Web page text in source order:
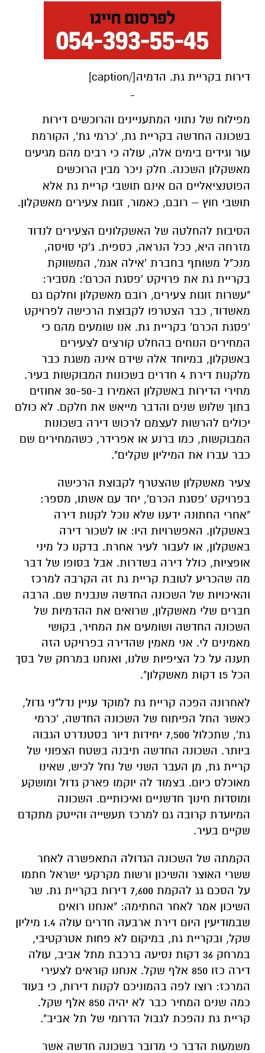
דירות בקריית גת. הדמיה[/caption]
מפילוח של נתוני המתעניינים והרוכשים דירות
בשכונה החדשה בקריית גת, 'כרמי גת', הקורמת
עור וגידים בימים אלה, עולה כי רבים מהם מגיעים
מאשקלון השכנה. חלק ניכר מבין הרוכשים
הפוטנציאליים הם אינם תושבי קריית גת אלא
תושבי חוץ – רובם, כאמור, זוגות צעירים מאשקלון.
הסיבות להחלטה של האשקלונים הצעירים לנדוד
מזרחה היא, ככל הנראה, כספית. ג'קי סויסה,
מנכ"ל משותף בחברת 'אילה אגמ', המשווקת
בקריית גת את פרויקט 'פסגת הכרם': מסביר:
"עשרות זוגות צעירים, רובם מאשקלון וחלקם גם
מאשדוד, כבר הצטרפו לקבוצת הרכישה לפרויקט
'פסגת הכרם' בקריית גת. אנו שומעים מהם כי
המחירים הנוחים בהחלט קורצים לצעירים
באשקלון, במיוחד אלה שידם אינה משגת כבר
מלקנות דירת 4 חדרים בשכונות המבוקשות בעיר.
מחירי הדירות באשקלון האמירו ב-30-50 אחוזים
בתוך שלוש שנים והדבר מייאש את חלקם. לא כולם
יכולים להרשות לעצמם לרכוש דירה בשכונות
המבוקשות, כמו ברנע או אפרידר, כשהמחירים שם
כבר עברו את המיליון שקלים".
צעיר מאשקלון שהצטרף לקבוצת הרכישה
בפרויקט 'פסגת הכרם', יחד עם אשתו, מספר:
"אחרי החתונה ידענו שלא נוכל לקנות דירה
באשקלון. האפשרויות היו: או לשכור דירה
באשקלון, או לעבור לעיר אחרת. בדקנו כל מיני
אופציות, כולל דירה בשדרות. אבל בסופו של דבר
מה שהכריע לטובת קריית גת זה הקרבה למרכז
והאיכויות של השכונה החדשה שנבנית שם. הרבה
חברים שלי מאשקלון, שרואים את ההדמיות של
השכונה החדשה ושומעים את המחיר, בקושי
מאמינים לי. אני מאמין שהדירה בפרויקט הזה
תענה על כל הציפיות שלנו, ואנחנו במרחק של בסך
הכל 15 דקות מאשקלון".
לאחרונה הפכה קריית גת למוקד עניין נדל"ני גדול,
כאשר החל הפיתוח של השכונה החדשה, 'כרמי
גת', שתכלול 7,500 יחידות דיור בסטנדרט הגבוה
ביותר. השכונה החדשה תיבנה בשטח הצפוני של
קריית גת, מן העבר השני של נחל לכיש, שאינו
מאוכלס כיום. בצמוד לה יוקמו פארק גדול ומושקע
ומוסדות חינוך חדשניים ואיכותיים. השכונה
המיועדת קרובה גם למרכז תעשייה והייטק מתקדם
שקיים בעיר.
הקמתה של השכונה הגדולה התאפשרה לאחר
ששרי האוצר והשיכון ורשות מקרקעי ישראל חתמו
על הסכם גג להקמת 7,600 דירות בקריית גת. שר
השיכון אמר לאחר החתימה: "אנחנו רואים
שבמודיעין היום דירת ארבעה חדרים עולה 1.4 מיליון
שקל, ובקריית גת, במיקום לא פחות אטרקטיבי,
במרחק 36 דקות נסיעה ברכבת מתל אביב, עולה
דירה כזו 850 אלף שקל. אנחנו קוראים לצעירי
המרכז: רוצו לפה בהמוניכם לקנות דירות, כי בעוד
כמה שנים המחיר כבר לא יהיה 850 אלף שקל.
קריית גת נהפכת לגבול הדרומי של תל אביב".
משמעות הדבר כי מדובר בשכונה חדשה אשר